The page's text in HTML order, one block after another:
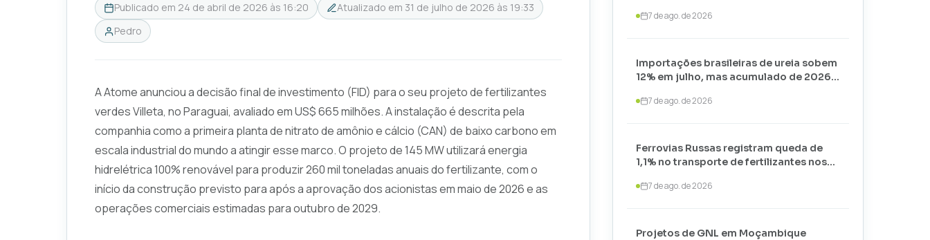
Publicado em 24 de abril de 2026 às 16:20 Atualizado em 31 de julho de 2026 às 19:33
Pedro
A Atome anunciou a decisão final de investimento (FID) para o seu projeto de fertilizantes
verdes Villeta, no Paraguai, avaliado em US$ 665 milhões. A instalação é descrita pela
companhia como a primeira planta de nitrato de amônio e cálcio (CAN) de baixo carbono em
escala industrial do mundo a atingir esse marco. O projeto de 145 MW utilizará energia
hidrelétrica 100% renovável para produzir 260 mil toneladas anuais do fertilizante, com o
início da construção previsto para após a aprovação dos acionistas em maio de 2026 e as
operações comerciais estimadas para outubro de 2029.
toneladas
7 de ago. de 2026
Importações brasileiras de ureia sobem
12% em julho, mas acumulado de 2026
7 de ago. de 2026
Ferrovias Russas registram queda de
1,1% no transporte de fertilizantes nos
7 de ago. de 2026
Projetos de GNL em Moçambique